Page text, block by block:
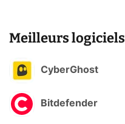
Meilleurs logiciels
CyberGhost
Bitdefender